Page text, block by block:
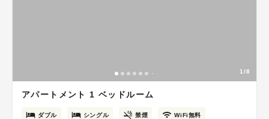
1/8
アパートメント 1 ベッドルーム
ダブル シングル 禁煙 WiFi無料